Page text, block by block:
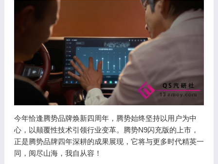
今年恰逢腾势品牌焕新四周年，腾势始终坚持以用户为中
心，以颠覆性技术引领行业变革。腾势N9闪充版的上市，
正是腾势品牌四年深耕的成果展现，它将与更多时代精英一
同，阅尽山海，我自从容！